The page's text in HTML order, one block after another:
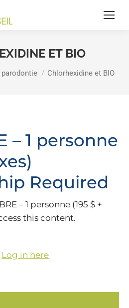
ET BIO
Chlorhexidine et BIO
– 1 personne
Required
– 1 personne (195 $ +
this content.
Log in here